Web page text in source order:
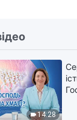
39:28
Відео
своє
14:28